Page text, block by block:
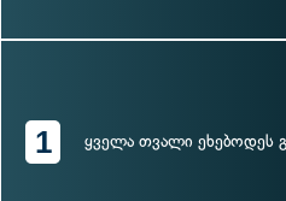
1 ყველა თვალი ეხებოდეს